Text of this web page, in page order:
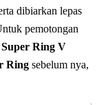
dibiarkan lepas
pemotongan
Super Ring V
Ring sebelum nya,